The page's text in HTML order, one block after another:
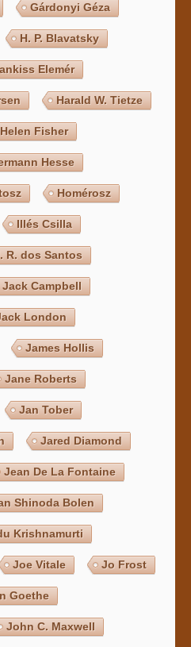
Gárdonyi Géza
H. P. Blavatsky
Elemér
Harald W. Tietze
Helen Fisher
Hesse
Homérosz
Illés Csilla
R. dos Santos
Jack Campbell
London
James Hollis
Jane Roberts
Jan Tober
Jared Diamond
Jean De La Fontaine
Shinoda Bolen
Krishnamurti
Joe Vitale Jo Frost
Goethe
John C. Maxwell